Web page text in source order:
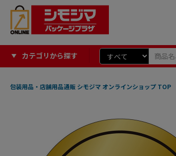
カテゴリから探す
包装用品・店舗用品通販 シモジマ オンラインショップ TOP